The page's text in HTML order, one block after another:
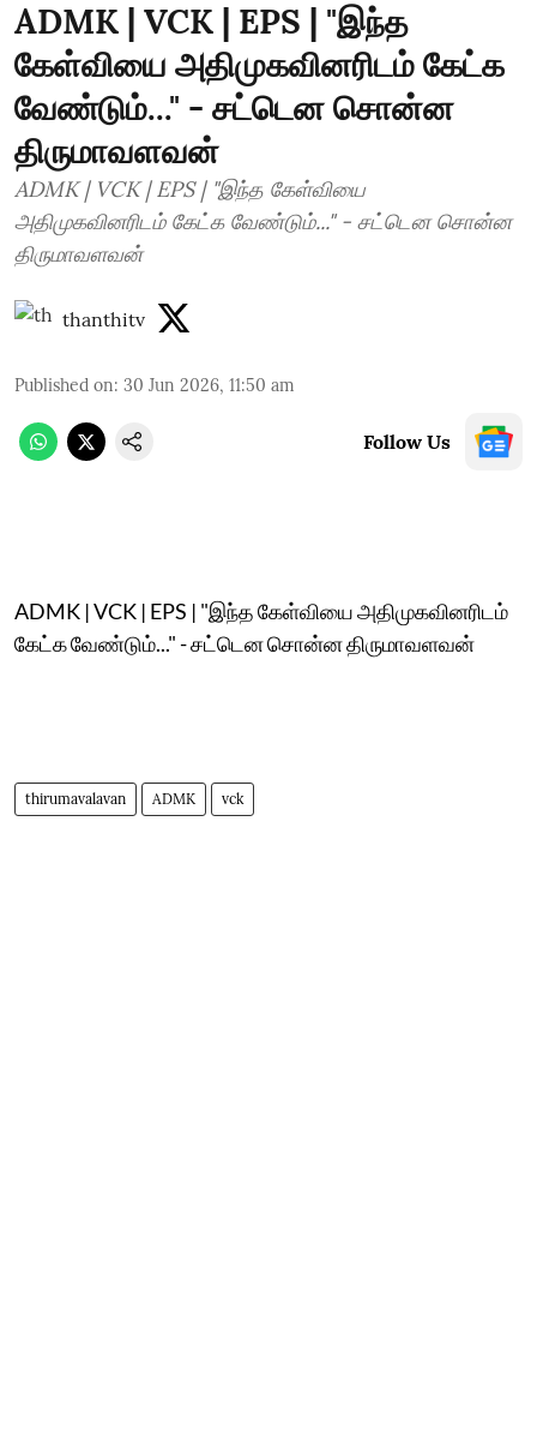
ADMK | VCK | EPS | "இந்த
கேள்வியை அதிமுகவினரிடம் கேட்க
வேண்டும்..." - சட்டென சொன்ன
திருமாவளவன்
ADMK | VCK | EPS | "இந்த கேள்வியை
அதிமுகவினரிடம் கேட்க வேண்டும்..." - சட்டென சொன்ன
திருமாவளவன்
thanthitv
Published on: 30 Jun 2026, 11:50 am
Follow Us
ADMK | VCK | EPS | "இந்த கேள்வியை அதிமுகவினரிடம்
கேட்க வேண்டும்..." - சட்டென சொன்ன திருமாவளவன்
thirumavalavan ADMK vck